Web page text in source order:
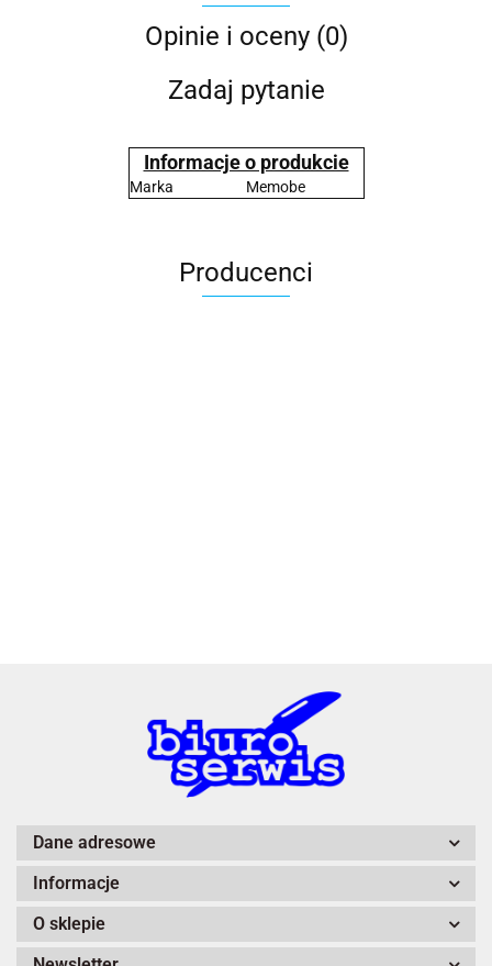
Opinie i oceny (0)
Zadaj pytanie
Informacje o produkcie
Marka Memobe
Producenci
A4 Tech
Dane adresowe
Informacje
O sklepie